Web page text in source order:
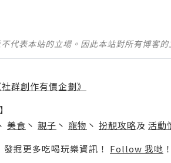
代表本站的立場。因此本站對所有博客
群創作有價企劃》
美食 丶 親子 丶 寵物 丶 扮靚攻略及 活動
掘更多吃喝玩樂資訊！ Follow 我哋 ！